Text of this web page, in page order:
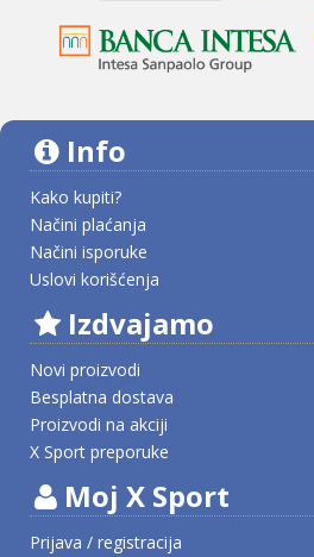
Info
Kako kupiti?
Načini plaćanja
Načini isporuke
Uslovi korišćenja
Izdvajamo
Novi proizvodi
Besplatna dostava
Proizvodi na akciji
X Sport preporuke
Moj X Sport
Prijava / registracija